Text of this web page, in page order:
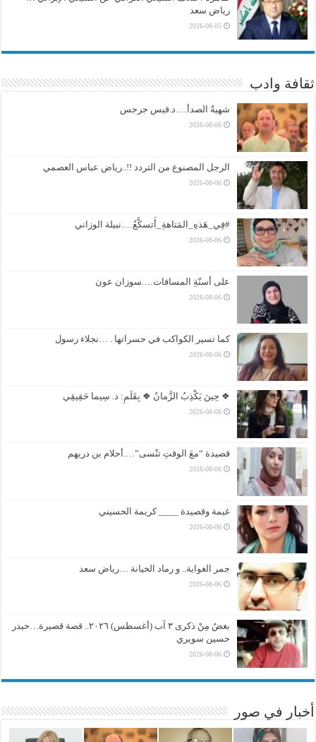
رياض سعد
2026-08-05
ثقافة وادب
شهيةُ الصدأ….د.قيس جرجس
2026-08-06
الرجل المصنوع من التردد !!..رياض عباس العصمي
2026-08-06
#فِي_هَذهِ_المَتاهةِ_أَتسكَّعُ….نبيلة الوزاني
2026-08-06
على أسنّةِ المسافات….سوزان عون
2026-08-06
كما تسير الكواكب في حسراتها . …نجلاء رسول
2026-08-06
❖ حِينَ يَكْذِبُ الزَّمانُ ❖ بِقَلَمِ: د. سِيما حَقِيقِي
2026-08-06
قصيدة “معَ الوقتِ تنْسى”….أحلام بن دريهم
2026-08-06
غيمة وقصيدة ____ كريمة الحسيني
2026-08-06
جمر الغواية.. و رماد الخيانة …رياض سعد
2026-08-06
بغضُ مِنْ ذكرى ٣ آب (أغسطس) ٢٠٢٦.. قصة قصيرة…حيدر
حسين سويري
2026-08-06
أخبار في صور